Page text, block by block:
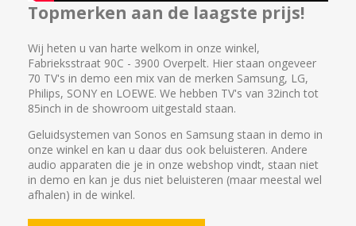
Topmerken aan de laagste prijs!
Wij heten u van harte welkom in onze winkel,
Fabrieksstraat 90C - 3900 Overpelt. Hier staan ongeveer
70 TV's in demo een mix van de merken Samsung, LG,
Philips, SONY en LOEWE. We hebben TV's van 32inch tot
85inch in de showroom uitgestald staan.
Geluidsystemen van Sonos en Samsung staan in demo in
onze winkel en kan u daar dus ook beluisteren. Andere
audio apparaten die je in onze webshop vindt, staan niet
in demo en kan je dus niet beluisteren (maar meestal wel
afhalen) in de winkel.